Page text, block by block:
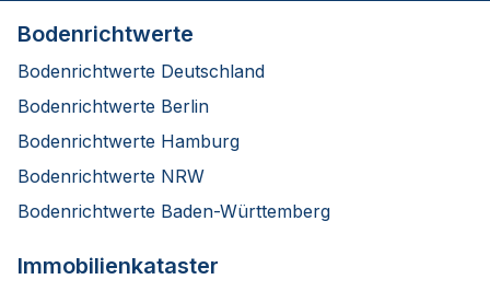
Bodenrichtwerte
Bodenrichtwerte Deutschland
Bodenrichtwerte Berlin
Bodenrichtwerte Hamburg
Bodenrichtwerte NRW
Bodenrichtwerte Baden-Württemberg
Immobilienkataster